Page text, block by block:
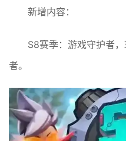
新增内容：
S8赛季：游戏守护者
者。